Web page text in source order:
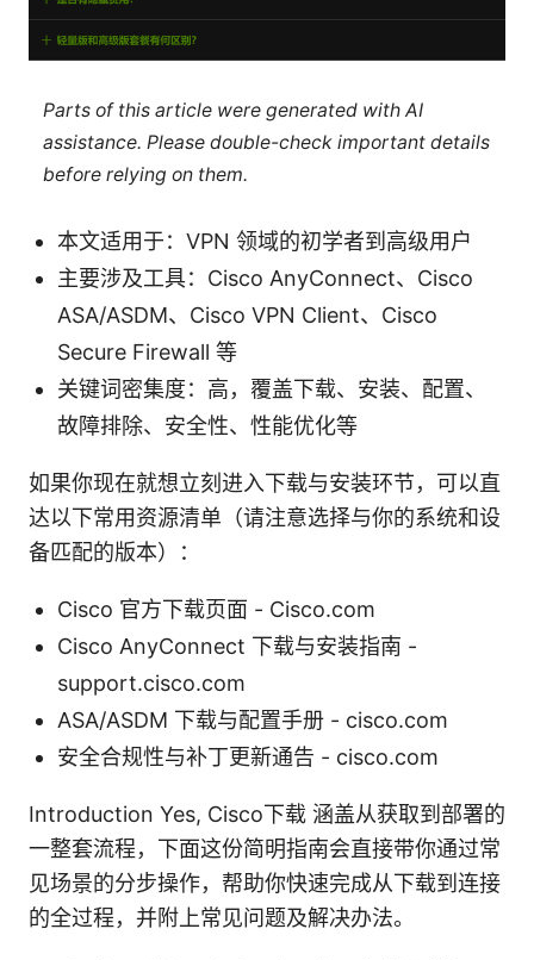
Parts of this article were generated with AI
assistance. Please double-check important details
before relying on them.
本文适用于：VPN 领域的初学者到高级用户
主要涉及工具：Cisco AnyConnect、Cisco
ASA/ASDM、Cisco VPN Client、Cisco
Secure Firewall 等
关键词密集度：高，覆盖下载、安装、配置、
故障排除、安全性、性能优化等
如果你现在就想立刻进入下载与安装环节，可以直
达以下常用资源清单（请注意选择与你的系统和设
备匹配的版本）：
Cisco 官方下载页面 - Cisco.com
Cisco AnyConnect 下载与安装指南 -
support.cisco.com
ASA/ASDM 下载与配置手册 - cisco.com
安全合规性与补丁更新通告 - cisco.com
Introduction Yes, Cisco下载 涵盖从获取到部署的
一整套流程，下面这份简明指南会直接带你通过常
见场景的分步操作，帮助你快速完成从下载到连接
的全过程，并附上常见问题及解决办法。